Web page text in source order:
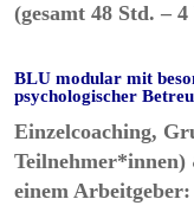
(gesamt 48 Std. –
BLU modular mit
psychologischer
Einzelcoaching,
einem Arbeitgeber: